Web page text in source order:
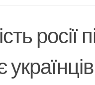
росії